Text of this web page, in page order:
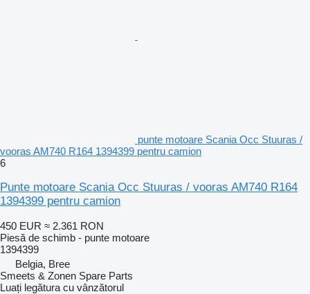
punte motoare Scania Occ Stuuras /
vooras AM740 R164 1394399 pentru camion
6
Punte motoare Scania Occ Stuuras / vooras AM740 R164
1394399 pentru camion
450 EUR ≈ 2.361 RON
Piesă de schimb - punte motoare
1394399
Belgia, Bree
Smeets & Zonen Spare Parts
Luați legătura cu vânzătorul